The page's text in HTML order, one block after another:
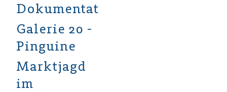
Dokumentation
Galerie 20 -
Pinguine
Marktjagd
im